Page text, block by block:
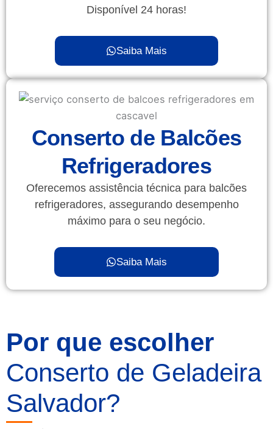
Disponível 24 horas!
Saiba Mais
Conserto de Balcões
Refrigeradores
Oferecemos assistência técnica para balcões
refrigeradores, assegurando desempenho
máximo para o seu negócio.
Saiba Mais
Por que escolher
Conserto de Geladeira
Salvador?